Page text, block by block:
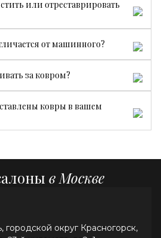
посмотреть, как он будет
или отреставрировать
от машинного?
и уникален. Машинные
и стоят дешевле.
за ковром?
без хлора. При необходимости
ковры в вашем
в Москве
городской округ Красногорск,